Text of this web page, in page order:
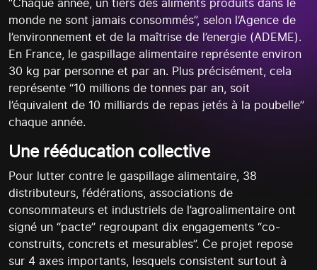
“Chaque année, un tiers des aliments produits dans le
monde ne sont jamais consommés”, selon l’Agence de
l’environnement et de la maîtrise de l’energie (ADEME).
En France, le gaspillage alimentaire représente environ
30 kg par personne et par an. Plus précisément, cela
représente “10 millions de tonnes par an, soit
l’équivalent de 10 milliards de repas jetés à la poubelle”
chaque année.
Une rééducation collective
Pour lutter contre le gaspillage alimentaire, 38
distributeurs, fédérations, associations de
consommateurs et industriels de l’agroalimentaire ont
signé un “pacte” regroupant dix engagements “co-
construits, concrets et mesurables”. Ce projet repose
sur 4 axes importants, lesquels consistent surtout à